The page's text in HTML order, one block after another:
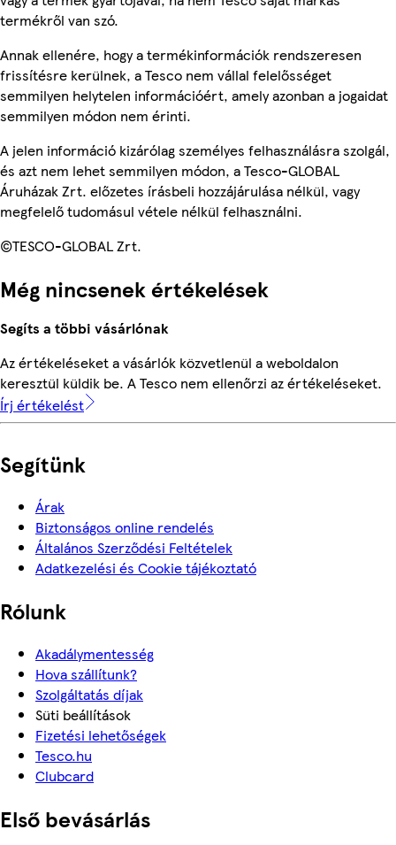
termékről van szó.
Annak ellenére, hogy a termékinformációk rendszeresen
frissítésre kerülnek, a Tesco nem vállal felelősséget
semmilyen helytelen információért, amely azonban a jogaidat
semmilyen módon nem érinti.
A jelen információ kizárólag személyes felhasználásra szolgál,
és azt nem lehet semmilyen módon, a Tesco-GLOBAL
Áruházak Zrt. előzetes írásbeli hozzájárulása nélkül, vagy
megfelelő tudomásul vétele nélkül felhasználni.
©TESCO-GLOBAL Zrt.
Még nincsenek értékelések
Segíts a többi vásárlónak
Az értékeléseket a vásárlók közvetlenül a weboldalon
keresztül küldik be. A Tesco nem ellenőrzi az értékeléseket.
Írj értékelést
Segítünk
Árak
Biztonságos online rendelés
Általános Szerződési Feltételek
Adatkezelési és Cookie tájékoztató
Rólunk
Akadálymentesség
Hova szállítunk?
Szolgáltatás díjak
Süti beállítások
Fizetési lehetőségek
Tesco.hu
Clubcard
Első bevásárlás